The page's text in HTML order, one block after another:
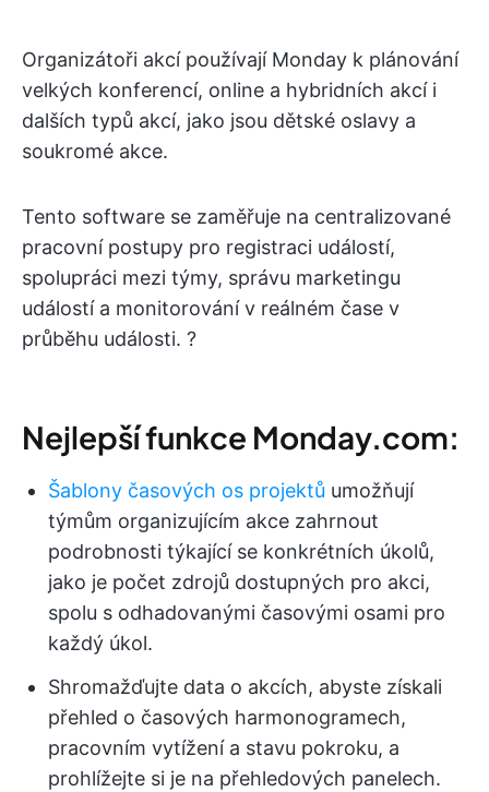
Organizátoři akcí používají Monday k plánování
velkých konferencí, online a hybridních akcí i
dalších typů akcí, jako jsou dětské oslavy a
soukromé akce.
Tento software se zaměřuje na centralizované
pracovní postupy pro registraci událostí,
spolupráci mezi týmy, správu marketingu
událostí a monitorování v reálném čase v
průběhu události. ?
Nejlepší funkce Monday.com:
Šablony časových os projektů umožňují
týmům organizujícím akce zahrnout
podrobnosti týkající se konkrétních úkolů,
jako je počet zdrojů dostupných pro akci,
spolu s odhadovanými časovými osami pro
každý úkol.
Shromažďujte data o akcích, abyste získali
přehled o časových harmonogramech,
pracovním vytížení a stavu pokroku, a
prohlížejte si je na přehledových panelech.